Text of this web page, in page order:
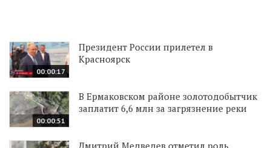
00:00:17
Президент России прилетел в
Красноярск
00:00:51
В Ермаковском районе золотодобытчик
заплатит 6,6 млн за загрязнение реки
Дмитрий Медведев отметил роль